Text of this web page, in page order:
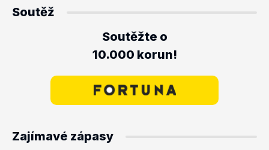
Soutěž
Soutěžte o
10.000 korun!
Zajímavé zápasy